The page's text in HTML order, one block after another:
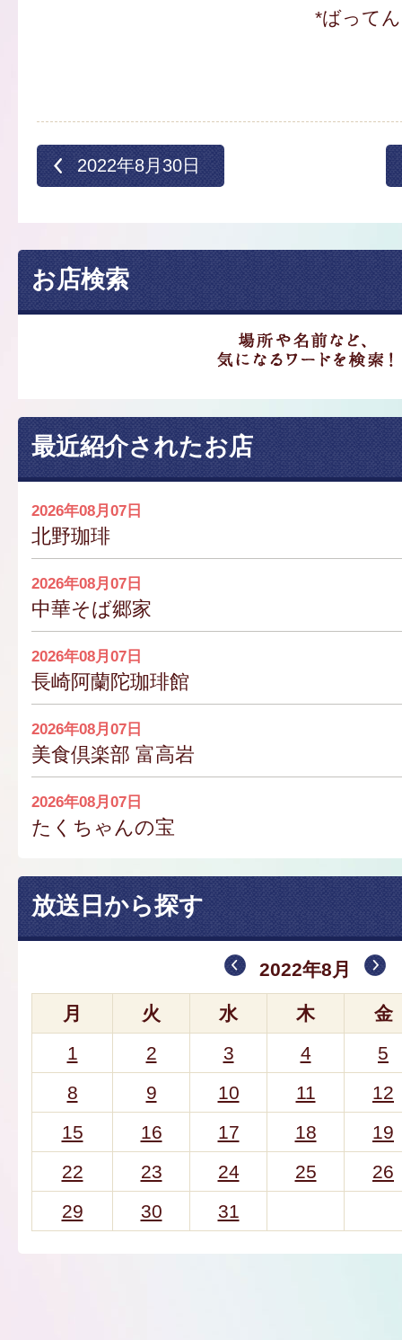
*ばって
2022年8月30日
お店検索
最近紹介されたお店
2026年08月07日
北野珈琲
2026年08月07日
中華そば郷家
2026年08月07日
長崎阿蘭陀珈琲館
2026年08月07日
美食倶楽部 富高岩
2026年08月07日
たくちゃんの宝
放送日から探す
2022年8月
月 火 水 木
金
1
2 3 4
5
8
9 10 11
12
15
16 17 18
19
22
23 24 25
26
29
30 31